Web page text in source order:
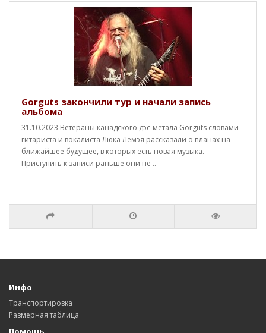
Gorguts закончили тур и начали запись
альбома
31.10.2023 Ветераны канадского дэс-метала Gorguts словами
гитариста и вокалиста Люка Лемэя рассказали о планах на
ближайшее будущее, в которых есть новая музыка.
Приступить к записи раньше они не ..
Инфо
Транспортировка
Размерная таблица